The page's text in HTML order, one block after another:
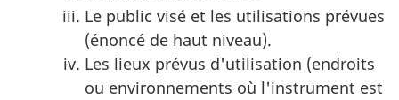
Le public visé et les utilisations prévues
(énoncé de haut niveau).
Les lieux prévus d'utilisation (endroits
ou environnements où l'instrument est